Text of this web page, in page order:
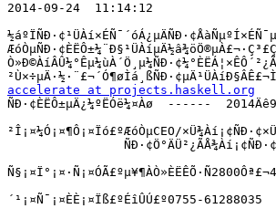
2014-09-24  11:14:12
accelerate at projects.haskell.org
ÑÐ·¢ÈËÔ±µÄ¿¼ºËÓë¼¤Àø  ------
²Î¡¤¼Ó¡¤¶Ô¡¤Ïó£ºÆóÒµCEO/
´¹¡¤Ñ¯¡¤ÈÈ¡¤Ïß£ºÉîÛÚ£º0755-